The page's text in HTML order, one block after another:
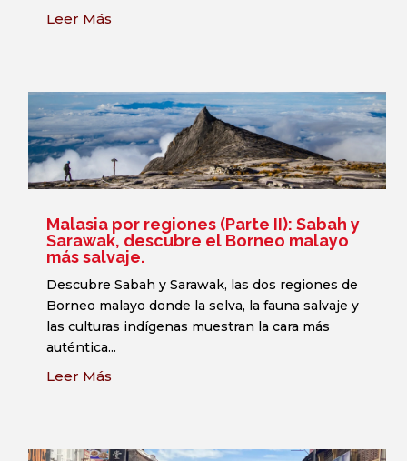
Leer Más
Malasia por regiones (Parte II): Sabah y
Sarawak, descubre el Borneo malayo
más salvaje.
Descubre Sabah y Sarawak, las dos regiones de
Borneo malayo donde la selva, la fauna salvaje y
las culturas indígenas muestran la cara más
auténtica...
Leer Más